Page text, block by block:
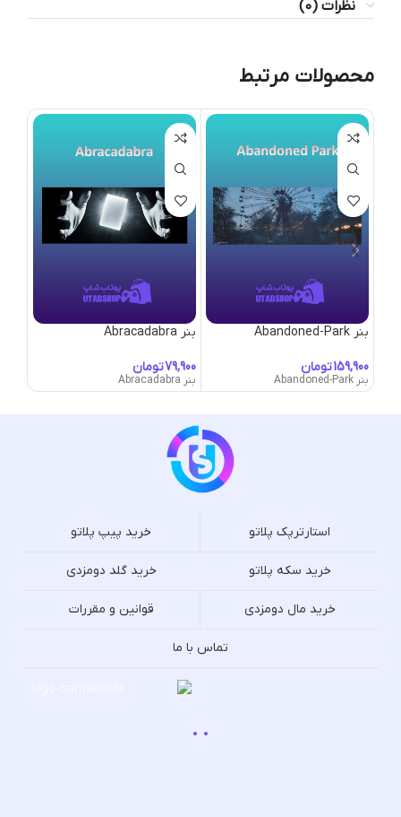
نظرات (0)
محصولات مرتبط
بنر Abandoned-Park
تومان
بنر Abandoned-Park
بنر Abracadabra
تومان
بنر Abracadabra
استارترپک پلاتو خرید پیپ پلاتو
خرید سکه پلاتو خرید گلد دومزدی
خرید مال دومزدی قوانین و مقررات
تماس با ما